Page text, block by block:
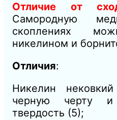
Отличие от
Самородную
скоплениях
никелином и
Отличия:
Никелин
черную черту
твердость (5);